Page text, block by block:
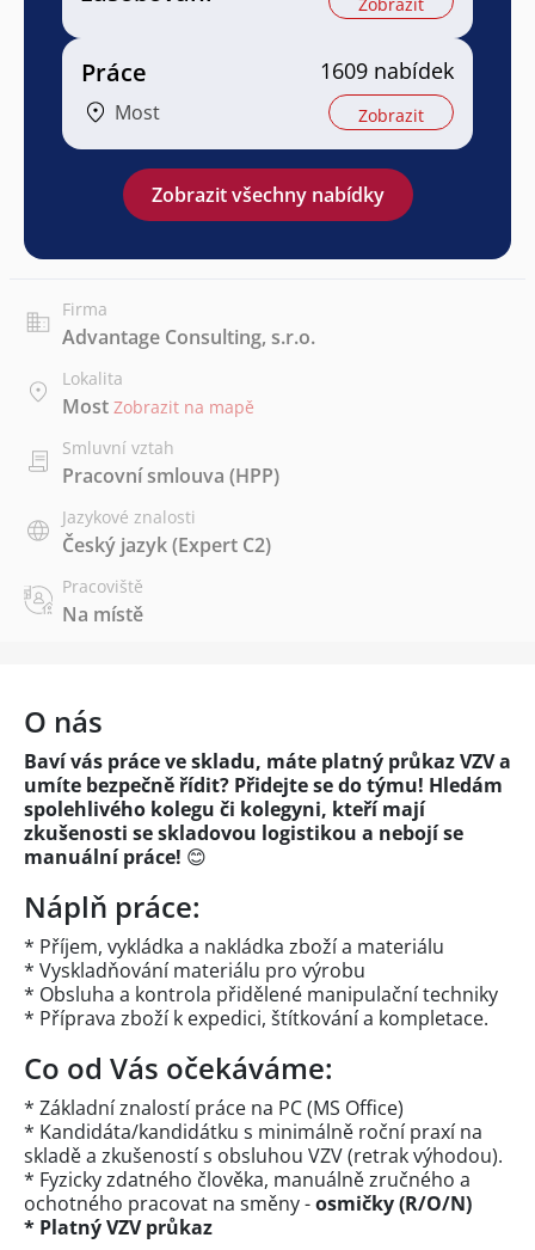
Práce
Most
1609 nabídek
Zobrazit
Zobrazit všechny nabídky
Firma
Advantage Consulting, s.r.o.
Lokalita
Most Zobrazit na mapě
Smluvní vztah
Pracovní smlouva (HPP)
Jazykové znalosti
Český jazyk(Expert C2)
Pracoviště
Na místě
O nás
Baví vás práce ve skladu, máte platný průkaz VZV a
umíte bezpečně řídit? Přidejte se do týmu! Hledám
spolehlivého kolegu či kolegyni, kteří mají
zkušenosti se skladovou logistikou a nebojí se
manuální práce! 😊
Náplň práce:
* Příjem, vykládka a nakládka zboží a materiálu
* Vyskladňování materiálu pro výrobu
* Obsluha a kontrola přidělené manipulační techniky
* Příprava zboží k expedici, štítkování a kompletace.
Co od Vás očekáváme:
* Základní znalostí práce na PC (MS Office)
* Kandidáta/kandidátku s minimálně roční praxí na
skladě a zkušeností s obsluhou VZV (retrak výhodou).
* Fyzicky zdatného člověka, manuálně zručného a
ochotného pracovat na směny -osmičky (R/O/N)
* Platný VZV průkaz